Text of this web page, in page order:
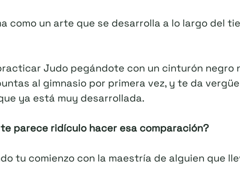
como un arte que se desarrolla a lo largo del
Judo pegándote con un cinturón negro
al gimnasio por primera vez, y te da
ya está muy desarrollada.
te parece ridículo hacer esa comparación?
tu comienzo con la maestría de alguien que